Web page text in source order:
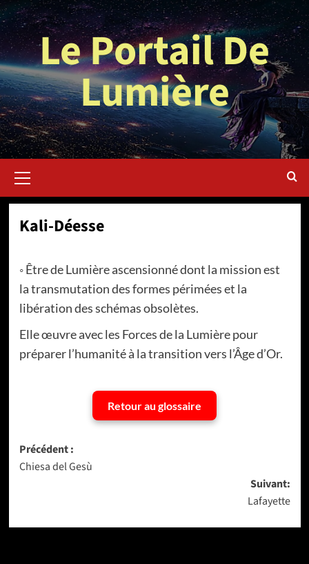
Aller
au
contenuLe Portail De
Lumière
principal
Kali-Déesse
◦ Être de Lumière ascensionné dont la mission est
la transmutation des formes périmées et la
libération des schémas obsolètes.
Elle œuvre avec les Forces de la Lumière pour
préparer l’humanité à la transition vers l’Âge d’Or.
Retour au glossaire
Navigation
d’article
Précédent :
Chiesa del Gesù
Suivant:
Lafayette